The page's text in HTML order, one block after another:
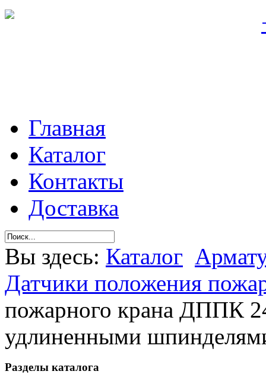
Главная
Каталог
Контакты
Доставка
Вы здесь: Каталог
Датчики положения
пожарного крана ДППК
удлиненными
Разделы каталога